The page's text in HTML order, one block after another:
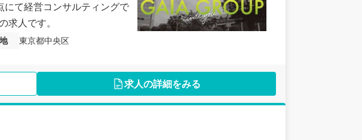
て経営コンサルティングで
求人です。
東京都中央区
求人の詳細をみる